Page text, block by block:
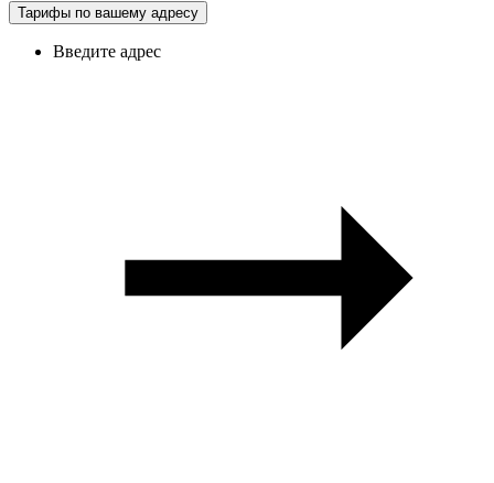
Тарифы по вашему адресу
Введите адрес